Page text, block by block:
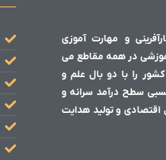
و مهارت آموزی
در همه مقاطع می
کشور را با دو بال علم و
سطح درآمد سرانه و
و تولید هدایت